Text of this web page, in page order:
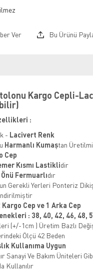
Ver Bu Ürünü
Kargo Cepli-
:
- Lacivert Renk
Harmanlı Kumaştan
Cep
Kısmı Lastiklidir
Önü Fermuarlıdır
Gerekli Yerleri Ponteriz
Kargo Cep ve 1 Arka Cep
: 38, 40, 42, 46, 48,
(+/-1cm ) Üretim Bazlı
Ölçü 42 Beden
Kullanıma Uygun
Sanayi Ve Bakım Üniteleri
Kullanılır